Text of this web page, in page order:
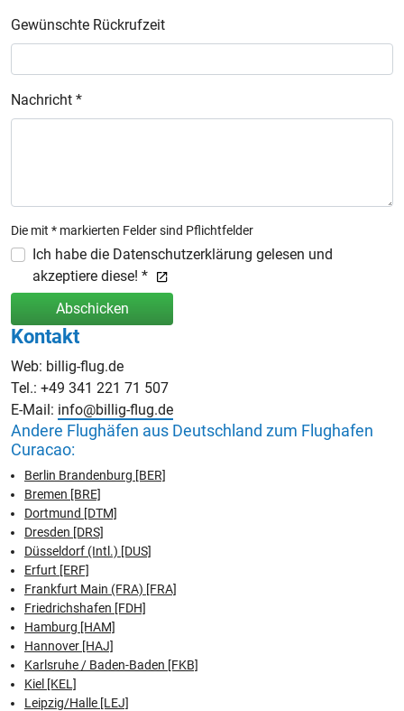
Gewünschte Rückrufzeit
Nachricht *
Die mit * markierten Felder sind Pflichtfelder
Ich habe die Datenschutzerklärung gelesen und
akzeptiere diese! *
Abschicken
Kontakt
Web: billig-flug.de
Tel.: +49 341 221 71 507
E-Mail: info@billig-flug.de
Andere Flughäfen aus Deutschland zum Flughafen
Curacao:
Berlin Brandenburg [BER]
Bremen [BRE]
Dortmund [DTM]
Dresden [DRS]
Düsseldorf (Intl.) [DUS]
Erfurt [ERF]
Frankfurt Main (FRA) [FRA]
Friedrichshafen [FDH]
Hamburg [HAM]
Hannover [HAJ]
Karlsruhe / Baden-Baden [FKB]
Kiel [KEL]
Leipzig/Halle [LEJ]